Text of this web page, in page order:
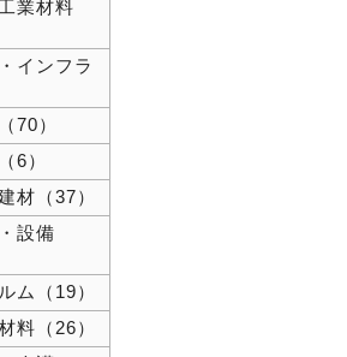
業材料
インフラ
70）
6）
材（37）
設備
ム（19）
料（26）